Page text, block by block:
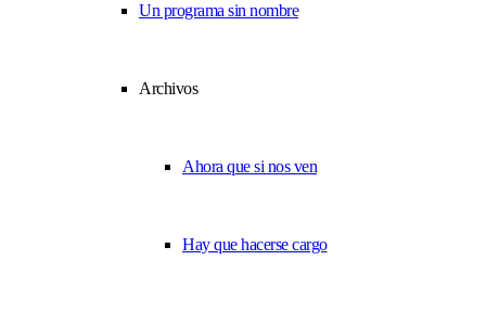
Un programa sin nombre
Archivos
Ahora que si nos ven
Hay que hacerse cargo